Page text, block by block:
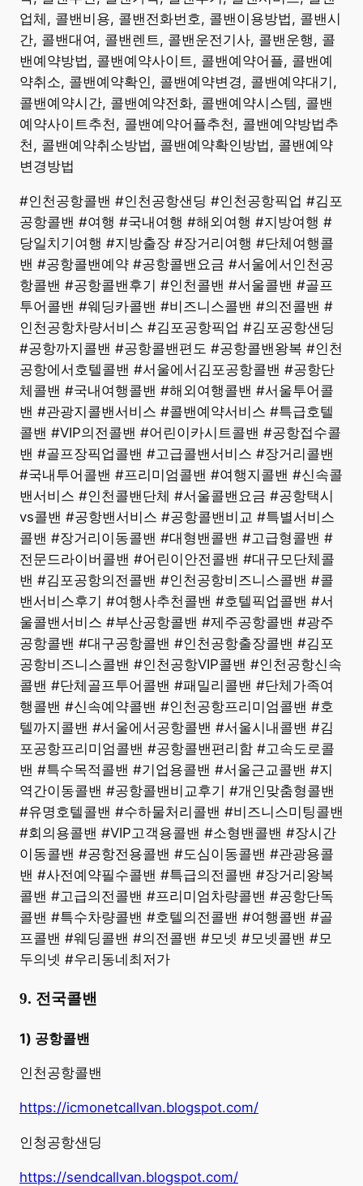
업체, 콜밴비용, 콜밴전화번호, 콜밴이용방법, 콜밴시
간, 콜밴대여, 콜밴렌트, 콜밴운전기사, 콜밴운행, 콜
밴예약방법, 콜밴예약사이트, 콜밴예약어플, 콜밴예
약취소, 콜밴예약확인, 콜밴예약변경, 콜밴예약대기,
콜밴예약시간, 콜밴예약전화, 콜밴예약시스템, 콜밴
예약사이트추천, 콜밴예약어플추천, 콜밴예약방법추
천, 콜밴예약취소방법, 콜밴예약확인방법, 콜밴예약
변경방법
#인천공항콜밴 #인천공항샌딩 #인천공항픽업 #김포
공항콜밴 #여행 #국내여행 #해외여행 #지방여행 #
당일치기여행 #지방출장 #장거리여행 #단체여행콜
밴 #공항콜밴예약 #공항콜밴요금 #서울에서인천공
항콜밴 #공항콜밴후기 #인천콜밴 #서울콜밴 #골프
투어콜밴 #웨딩카콜밴 #비즈니스콜밴 #의전콜밴 #
인천공항차량서비스 #김포공항픽업 #김포공항샌딩
#공항까지콜밴 #공항콜밴편도 #공항콜밴왕복 #인천
공항에서호텔콜밴 #서울에서김포공항콜밴 #공항단
체콜밴 #국내여행콜밴 #해외여행콜밴 #서울투어콜
밴 #관광지콜밴서비스 #콜밴예약서비스 #특급호텔
콜밴 #VIP의전콜밴 #어린이카시트콜밴 #공항접수콜
밴 #골프장픽업콜밴 #고급콜밴서비스 #장거리콜밴
#국내투어콜밴 #프리미엄콜밴 #여행지콜밴 #신속콜
밴서비스 #인천콜밴단체 #서울콜밴요금 #공항택시
vs콜밴 #공항밴서비스 #공항콜밴비교 #특별서비스
콜밴 #장거리이동콜밴 #대형밴콜밴 #고급형콜밴 #
전문드라이버콜밴 #어린이안전콜밴 #대규모단체콜
밴 #김포공항의전콜밴 #인천공항비즈니스콜밴 #콜
밴서비스후기 #여행사추천콜밴 #호텔픽업콜밴 #서
울콜밴서비스 #부산공항콜밴 #제주공항콜밴 #광주
공항콜밴 #대구공항콜밴 #인천공항출장콜밴 #김포
공항비즈니스콜밴 #인천공항VIP콜밴 #인천공항신속
콜밴 #단체골프투어콜밴 #패밀리콜밴 #단체가족여
행콜밴 #신속예약콜밴 #인천공항프리미엄콜밴 #호
텔까지콜밴 #서울에서공항콜밴 #서울시내콜밴 #김
포공항프리미엄콜밴 #공항콜밴편리함 #고속도로콜
밴 #특수목적콜밴 #기업용콜밴 #서울근교콜밴 #지
역간이동콜밴 #공항콜밴비교후기 #개인맞춤형콜밴
#유명호텔콜밴 #수하물처리콜밴 #비즈니스미팅콜밴
#회의용콜밴 #VIP고객용콜밴 #소형밴콜밴 #장시간
이동콜밴 #공항전용콜밴 #도심이동콜밴 #관광용콜
밴 #사전예약필수콜밴 #특급의전콜밴 #장거리왕복
콜밴 #고급의전콜밴 #프리미엄차량콜밴 #공항단독
콜밴 #특수차량콜밴 #호텔의전콜밴 #여행콜밴 #골
프콜밴 #웨딩콜밴 #의전콜밴 #모넷 #모넷콜밴 #모
두의넷 #우리동네최저가
9. 전국콜밴
1) 공항콜밴
인천공항콜밴
https://icmonetcallvan.blogspot.com/
인청공항샌딩
https://sendcallvan.blogspot.com/